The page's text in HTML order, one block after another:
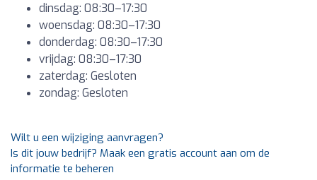
dinsdag: 08:30–17:30
woensdag: 08:30–17:30
donderdag: 08:30–17:30
vrijdag: 08:30–17:30
zaterdag: Gesloten
zondag: Gesloten
Wilt u een wijziging aanvragen?
Is dit jouw bedrijf? Maak een gratis account aan om de
informatie te beheren